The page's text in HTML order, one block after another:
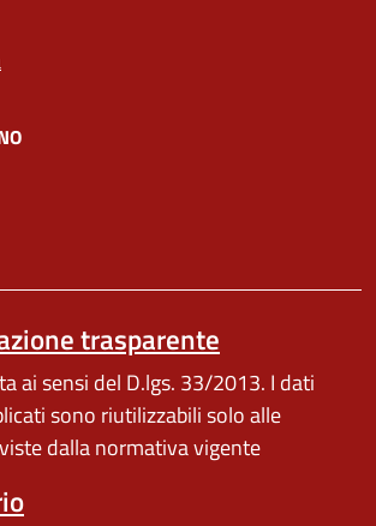
trasparente
ai sensi del D.lgs. 33/2013. I dati
sono riutilizzabili solo alle
dalla normativa vigente